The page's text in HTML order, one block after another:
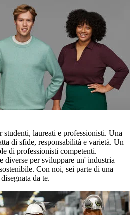
laureati e professionisti. Una
di sfide, responsabilità e varietà. Un
di professionisti competenti.
diverse per sviluppare un' industria
Con noi, sei parte di una
da te.